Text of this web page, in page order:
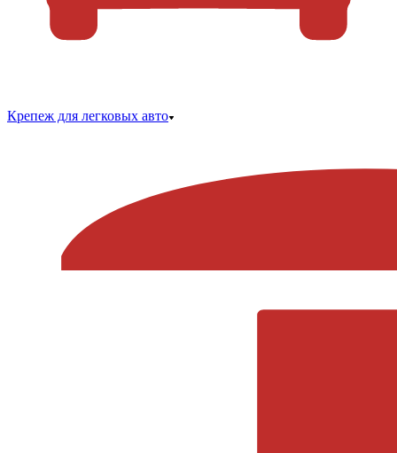
Крепеж для легковых авто